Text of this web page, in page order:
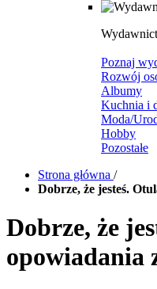
Poznaj
Rozwój
Albumy
Kuchnia i
Moda/
Hobby
Pozostałe
Strona główna /
Dobrze, że jesteś.
Dobrze, że
opowiadania